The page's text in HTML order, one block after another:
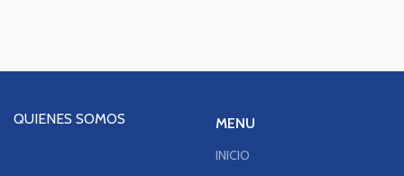
QUIENES SOMOS MENU
INICIO